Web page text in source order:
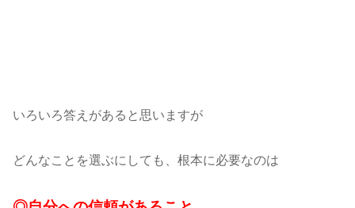
いろいろ答えがあると思いますが
どんなことを選ぶにしても、根本に必要なのは